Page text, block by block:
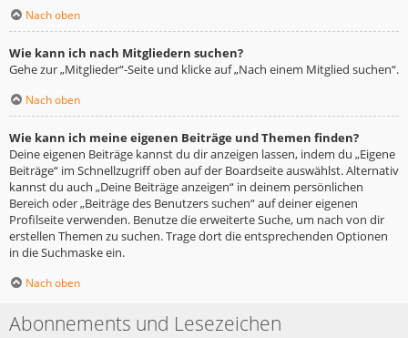
Nach oben
Wie kann ich nach Mitgliedern suchen?
Gehe zur „Mitglieder“-Seite und klicke auf „Nach einem Mitglied suchen“.
Nach oben
Wie kann ich meine eigenen Beiträge und Themen finden?
Deine eigenen Beiträge kannst du dir anzeigen lassen, indem du „Eigene
Beiträge“ im Schnellzugriff oben auf der Boardseite auswählst. Alternativ
kannst du auch „Deine Beiträge anzeigen“ in deinem persönlichen
Bereich oder „Beiträge des Benutzers suchen“ auf deiner eigenen
Profilseite verwenden. Benutze die erweiterte Suche, um nach von dir
erstellen Themen zu suchen. Trage dort die entsprechenden Optionen
in die Suchmaske ein.
Nach oben
Abonnements und Lesezeichen